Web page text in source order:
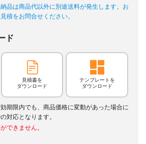
品は商品代以外に別途送料が発生します。お
積をお問合せください。
ド
見積書を
ダウンロード
テンプレートを
ダウンロード
期限内でも、商品価格に変動があった場合に
対応となります。
できません。